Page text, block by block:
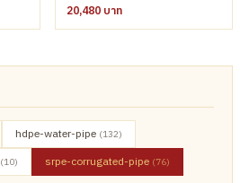
20,480 บาท
hdpe-water-pipe (132)
(10) srpe-corrugated-pipe (76)